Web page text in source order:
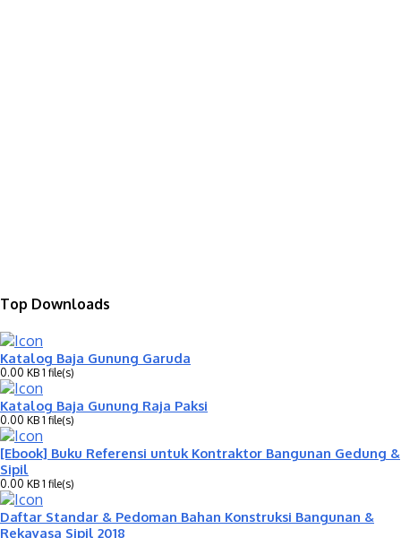
Top Downloads
Katalog Baja Gunung Garuda
0.00 KB 1 file(s)
Katalog Baja Gunung Raja Paksi
0.00 KB 1 file(s)
[Ebook] Buku Referensi untuk Kontraktor Bangunan Gedung &
Sipil
0.00 KB 1 file(s)
Daftar Standar & Pedoman Bahan Konstruksi Bangunan &
Rekayasa Sipil 2018